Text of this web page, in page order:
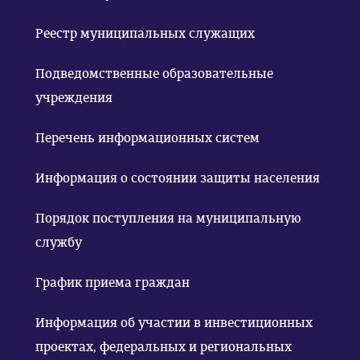
Реестр муниципальных служащих
Подведомственные образовательные
учреждения
Перечень информационных систем
Информация о состоянии защиты населения
Порядок поступления на муниципальную
службу
График приема граждан
Информация об участии в инвестиционных
проектах, федеральных и региональных